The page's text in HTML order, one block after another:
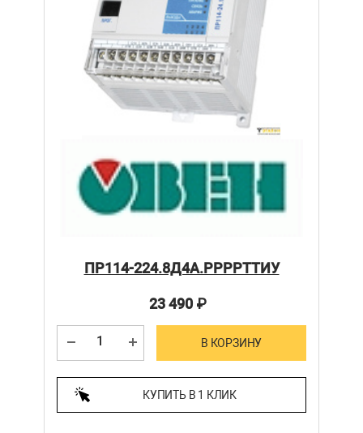
ПР114-224.8Д4А.РРРРТТИУ
23 490₽
В КОРЗИНУ
КУПИТЬ В 1 КЛИК